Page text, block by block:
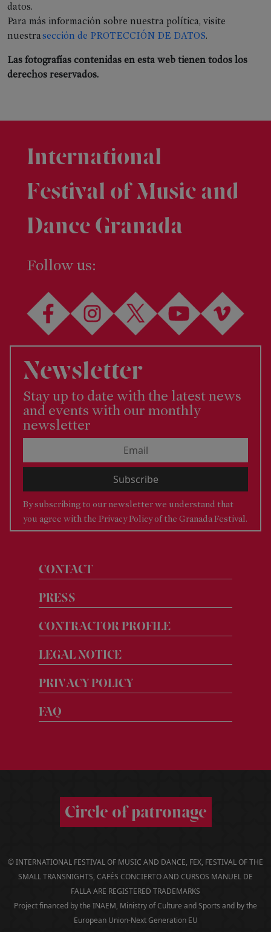
PRENSA
&
de
Kit
de
RRSS
EDICIONES
Datos
2025
75
Festival
2025
collage
datos.
Para más información sobre nuestra política, visite
nuestrasección de PROTECCIÓN DE DATOS.
Las fotografías contenidas en esta web tienen todos los
derechos reservados.
International
Festival of Music and
Dance Granada
Follow us:
Newsletter
Stay up to date with the latest news
and events with our monthly
newsletter
By subscribing to our newsletter we understand that
you agree with the Privacy Policy of the Granada Festival.
CONTACT
PRESS
CONTRACTOR PROFILE
LEGAL NOTICE
PRIVACY POLICY
FAQ
Circle of patronage
© INTERNATIONAL FESTIVAL OF MUSIC AND DANCE, FEX, FESTIVAL OF THE
SMALL TRANSNIGHTS, CAFÉS CONCIERTO AND CURSOS MANUEL DE
FALLA ARE REGISTERED TRADEMARKS
Project financed by the INAEM, Ministry of Culture and Sports and by the
European Union-Next Generation EU